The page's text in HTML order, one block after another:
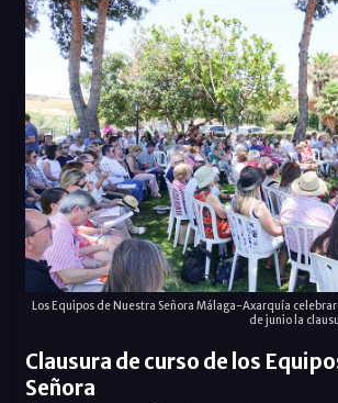
Los Equipos de Nuestra Señora Málaga-Axarquía
de junio la
Clausura de curso de los
Señora